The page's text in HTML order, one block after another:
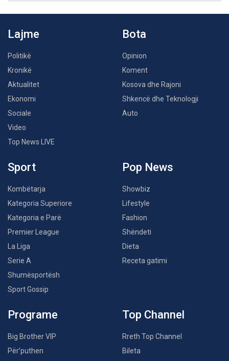
Lajme
Politikë
Kronikë
Aktualitet
Ekonomi
Sociale
Video
Top News LIVE
Bota
Opinion
Koment
Kosova dhe Rajoni
Shkencë dhe Teknologji
Auto
Sport
Kombëtarja
Kategoria Superiore
Kategoria e Parë
Premier League
La Liga
Serie A
Shumësportësh
Sport Gossip
Pop News
Showbiz
Lifestyle
Fashion
Shëndeti
Dieta
Receta gatimi
Programe
Big Brother VIP
Për’puthen
Top Channel
Rreth Top Channel
Bileta